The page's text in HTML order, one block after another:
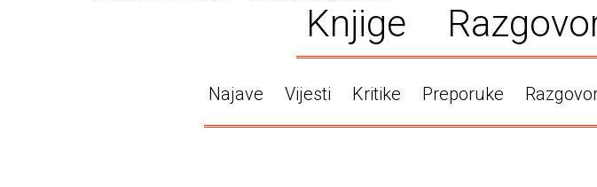
Knjige
Najave Vijesti Kritike Preporuke